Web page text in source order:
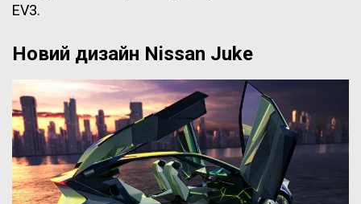
EV3.
Новий дизайн Nissan Juke